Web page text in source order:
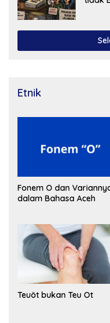
Etnik
Fonem O dan
dalam Bahasa Aceh
Teuöt bukan Teu Ot